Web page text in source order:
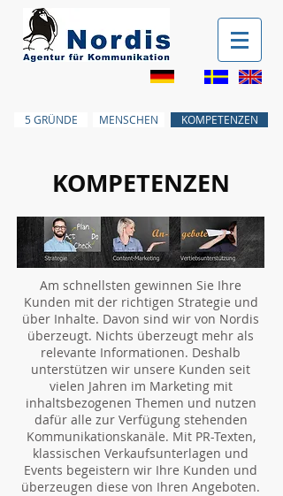
5 GRÜNDE MENSCHEN KOMPETENZEN
KOMPETENZEN
Am schnellsten gewinnen Sie Ihre
Kunden mit der richtigen Strategie und
über Inhalte. Davon sind wir von Nordis
überzeugt. Nichts überzeugt mehr als
relevante Informationen. Deshalb
unterstützen wir unsere Kunden seit
vielen Jahren im Marketing mit
inhaltsbezogenen Themen und nutzen
dafür alle zur Verfügung stehenden
Kommunikationskanäle. Mit PR-Texten,
klassischen Verkaufsunterlagen und
Events begeistern wir Ihre Kunden und
überzeugen diese von Ihren Angeboten.